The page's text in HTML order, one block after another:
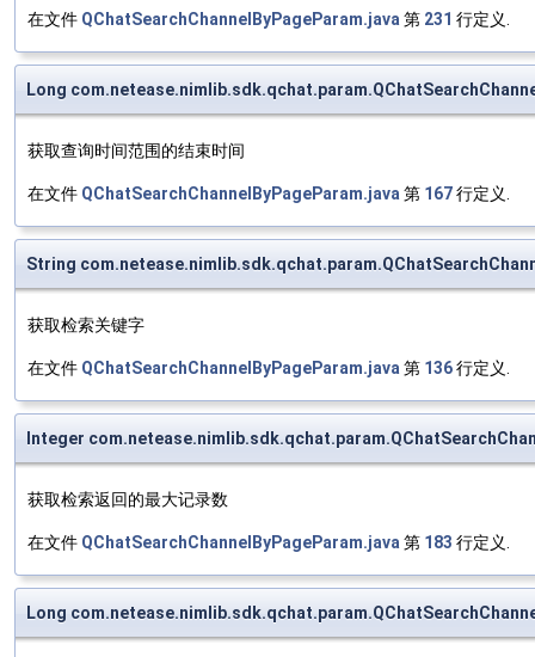
在文件 QChatSearchChannelByPageParam.java 第 231 行定义.
Long
获取查询时间范围的结束时间
在文件 QChatSearchChannelByPageParam.java 第 167行定义.
String
获取检索关键字
在文件 QChatSearchChannelByPageParam.java 第 136行定义.
Integer
获取检索返回的最大记录数
在文件 QChatSearchChannelByPageParam.java 第 183 行定义.
Long